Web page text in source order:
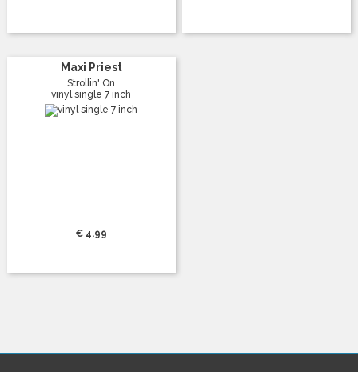
Maxi Priest
Strollin' On
vinyl single 7 inch
€ 4.99